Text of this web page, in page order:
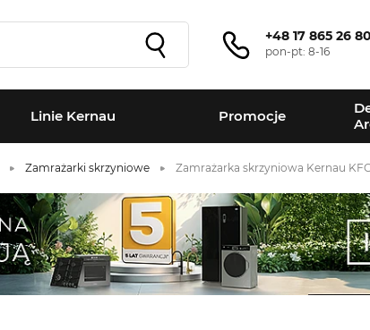
+48 17 865 26 80
pon-pt: 8-16
Linie Kernau Promocje
Zamrażarki skrzyniowe Zamrażarka skrzyniowa Kernau